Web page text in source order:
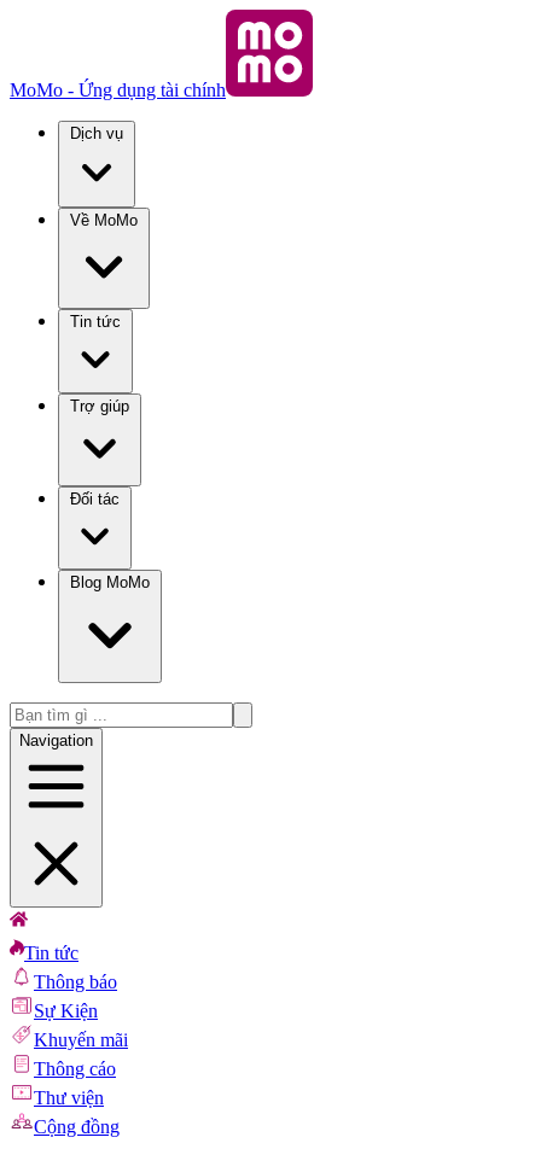
MoMo - Ứng dụng tài chính
Dịch vụ
Về MoMo
Tin tức
Trợ giúp
Đối tác
Blog MoMo
Navigation
Tin tức
Thông báo
Sự Kiện
Khuyến mãi
Thông cáo
Thư viện
Cộng đồng